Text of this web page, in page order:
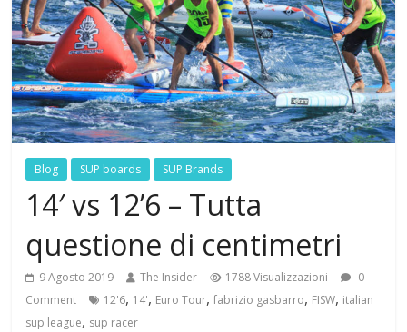
Blog SUP boards SUP Brands
14′ vs 12’6 – Tutta
questione di centimetri
9 Agosto 2019 The Insider 1788 Visualizzazioni
0
Comment
12'6, 14', Euro Tour,fabrizio gasbarro, FISW, italian
sup league, sup racer